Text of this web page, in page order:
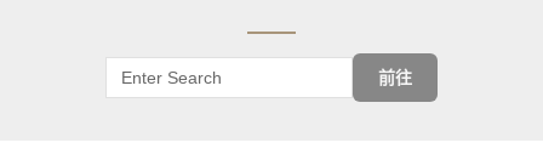
前往